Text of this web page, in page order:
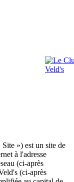
») est un site de
à l'adresse
(ci-après
(ci-après